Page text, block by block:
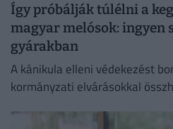
Így próbálják túlélni a
magyar melósok: ingyen
gyárakban
A kánikula elleni védekezést
kormányzati elvárásokkal